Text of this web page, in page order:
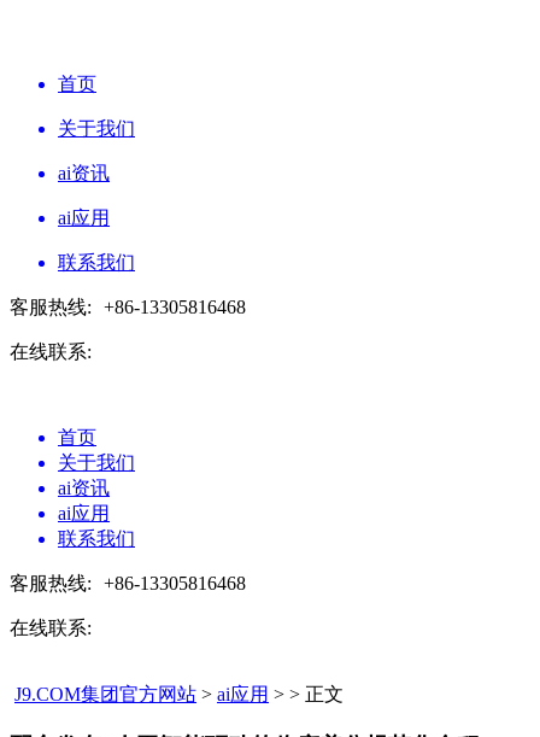
首页
关于我们
ai资讯
ai应用
联系我们
客服热线: +86-13305816468
在线联系:
首页
关于我们
ai资讯
ai应用
联系我们
客服热线: +86-13305816468
在线联系:
J9.COM集团官方网站 > ai应用 > > 正文